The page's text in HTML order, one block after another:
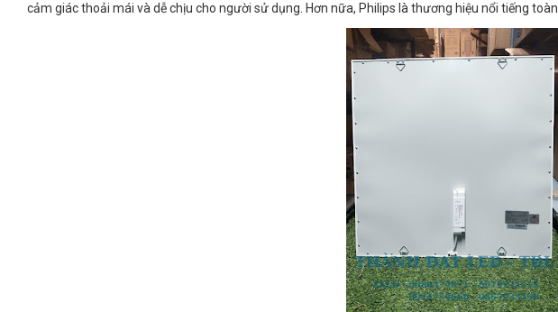
cảm giác thoải mái và dễ chịu cho người sử dụng. Hơn nữa, Philips là thương hiệu nổi tiếng